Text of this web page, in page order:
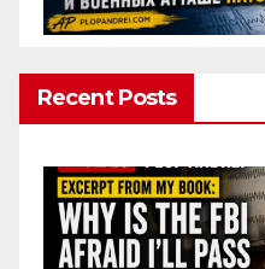
Recent Posts